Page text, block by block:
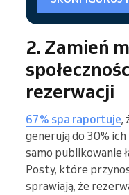
2. Zamień
rezerwacji
67% spa raportuje,
generują do 30%
samo publikowanie
Posty, które
sprawiają, że